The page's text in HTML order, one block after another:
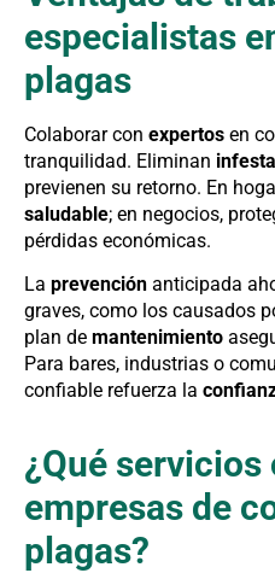
especialistas
plagas
Colaborar con expertos en
tranquilidad. Eliminan
previenen su retorno. En
saludable; en negocios,
pérdidas económicas.
La prevención anticipada
graves, como los causados
plan de mantenimiento
Para bares, industrias o
confiable refuerza la
¿Qué
empresas de
plagas?